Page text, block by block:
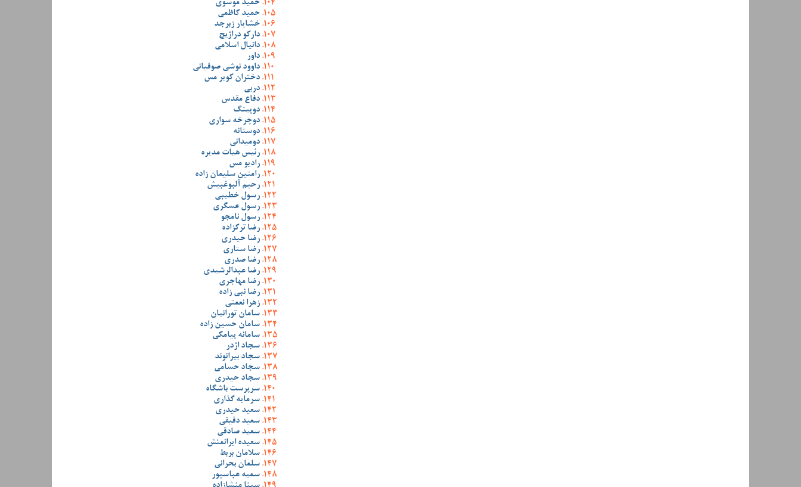
حمید موسوی
حمید کاظمی
خشایار زبرجد
دارکو دراژیچ
دانیال اسلامی
داور
داوود نوشی صوفیانی
دختران کویر مس
دربی
دفاع مقدس
دوپینگ
دوچرخه سواری
دوستانه
دومیدانی
رئیس هیات مدیره
رادیو مس
رامتین سلیمان زاده
رحیم آلبوغبیش
رسول خطیبی
رسول عسگری
رسول نامجو
رضا ترکزاده
رضا حیدری
رضا ستاری
رضا صدری
رضا عبدالرشیدی
رضا مهاجری
رضا نبی زاده
زهرا نعمتی
سامان تورانیان
سامان حسین زاده
سامانه پیامکی
سجاد اژدر
سجاد بیرانوند
سجاد حسامی
سجاد حیدری
سرپرست باشگاه
سرمایه گذاری
سعید حیدری
سعید دقیقی
سعید صادقی
سعیده ایرانمنش
سلامان بربط
سلمان بحرانی
سمیه عباسپور